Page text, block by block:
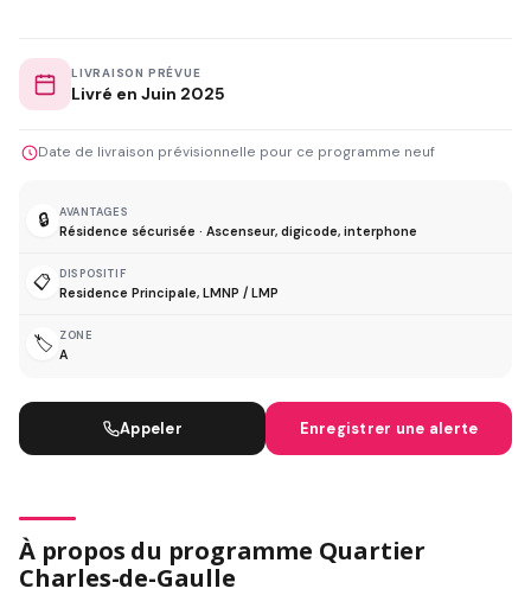
LIVRAISON PRÉVUE
Livré en Juin 2025
Date de livraison prévisionnelle pour ce programme neuf
🔒 AVANTAGES
Résidence sécurisée · Ascenseur, digicode, interphone
📋 DISPOSITIF
Residence Principale, LMNP / LMP
🏷️ ZONE
A
Appeler Enregistrer une alerte
À propos du programme Quartier
Charles-de-Gaulle